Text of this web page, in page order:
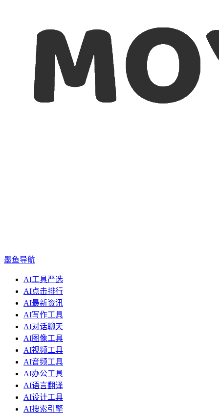
墨鱼导航
AI工具严选
AI点击排行
AI最新资讯
AI写作工具
AI对话聊天
AI图像工具
AI视频工具
AI音频工具
AI办公工具
AI语言翻译
AI设计工具
AI搜索引擎